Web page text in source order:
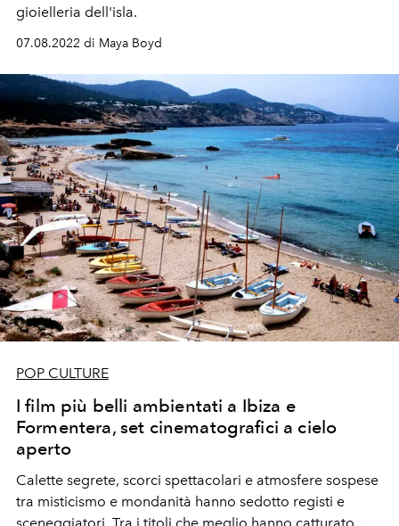
gioielleria dell'isla.
07.08.2022 di Maya Boyd
POP CULTURE
I film più belli ambientati a Ibiza e
Formentera, set cinematografici a cielo
aperto
Calette segrete, scorci spettacolari e atmosfere sospese
tra misticismo e mondanità hanno sedotto registi e
sceneggiatori. Tra i titoli che meglio hanno catturato